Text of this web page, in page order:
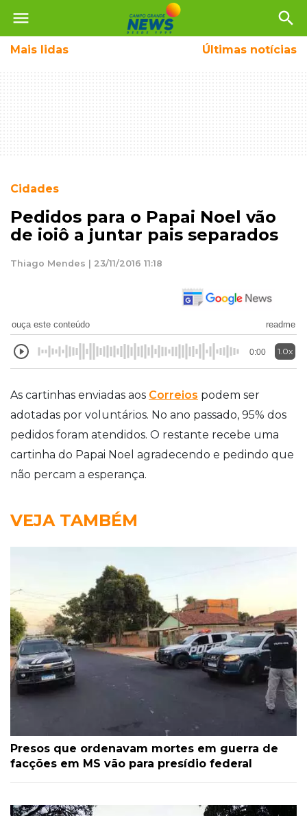
menu search
Mais lidas Últimas notícias
Cidades
Pedidos para o Papai Noel vão
de ioiô a juntar pais separados
Thiago Mendes | 23/11/2016 11:18
ouça este conteúdo readme
0:00 1.0x
As cartinhas enviadas aos Correios podem ser
adotadas por voluntários. No ano passado, 95% dos
pedidos foram atendidos. O restante recebe uma
cartinha do Papai Noel agradecendo e pedindo que
não percam a esperança.
VEJA TAMBÉM
Presos que ordenavam mortes em guerra de
facções em MS vão para presídio federal